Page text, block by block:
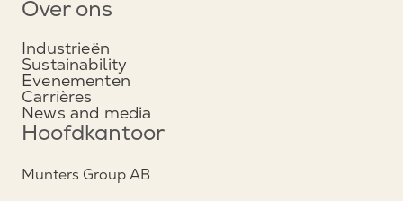
Over ons
Industrieën
Sustainability
Evenementen
Carrières
News and media
Hoofdkantoor
Munters Group AB